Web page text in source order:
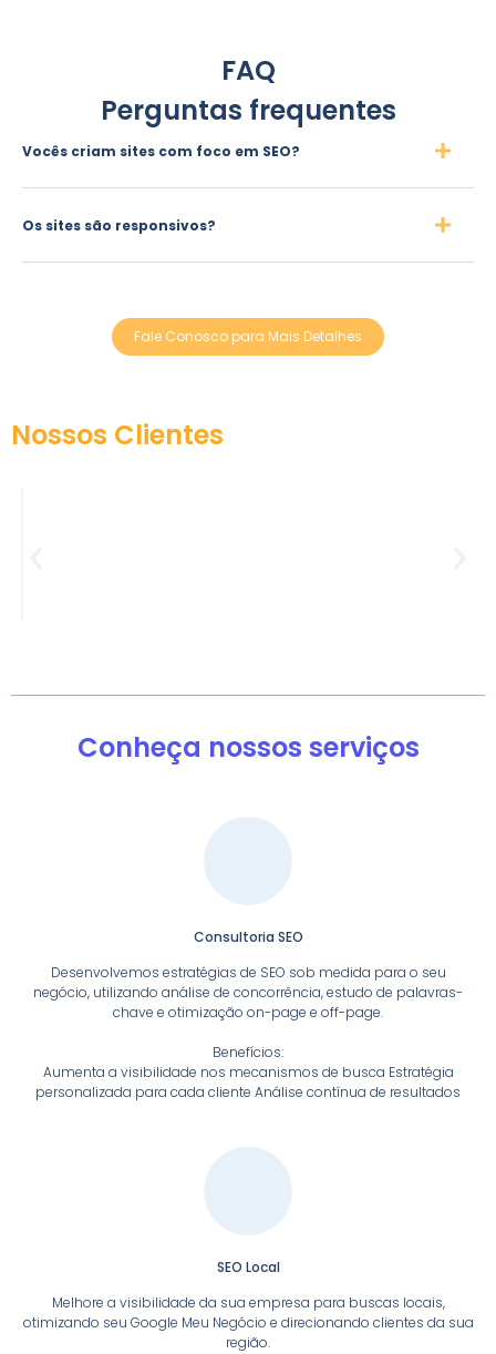
FAQ
Perguntas frequentes
Vocês criam sites com foco em SEO?
Os sites são responsivos?
Fale Conosco para Mais Detalhes
Nossos Clientes
Conheça nossos serviços
Consultoria SEO
Desenvolvemos estratégias de SEO sob medida para o seu
negócio, utilizando análise de concorrência, estudo de palavras-
chave e otimização on-page e off-page.
Benefícios:
Aumenta a visibilidade nos mecanismos de busca Estratégia
personalizada para cada cliente Análise contínua de resultados
SEO Local
Melhore a visibilidade da sua empresa para buscas locais,
otimizando seu Google Meu Negócio e direcionando clientes da sua
região.